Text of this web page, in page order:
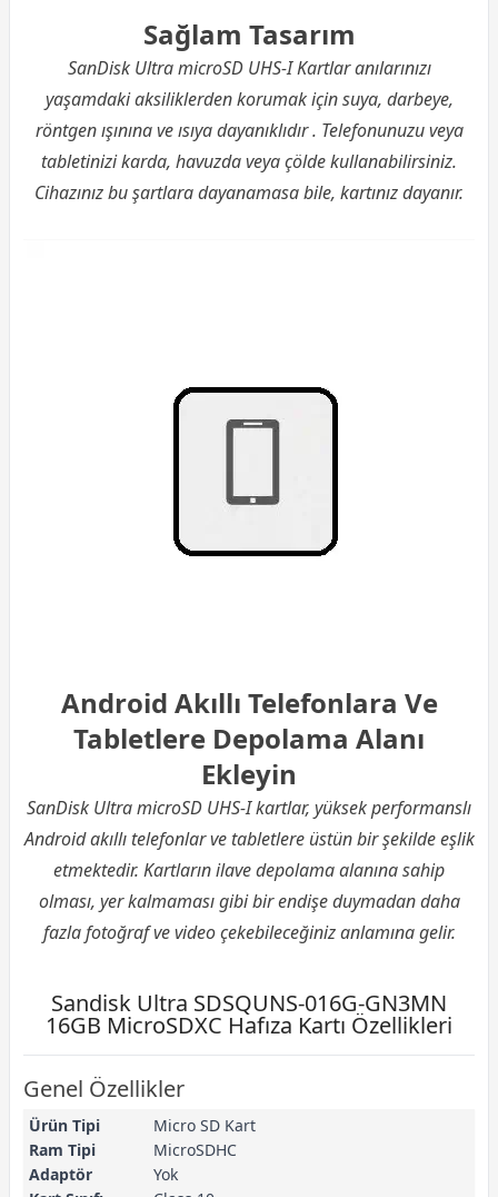
Sağlam Tasarım
SanDisk Ultra microSD UHS-I Kartlar anılarınızı
yaşamdaki aksiliklerden korumak için suya, darbeye,
röntgen ışınına ve ısıya dayanıklıdır . Telefonunuzu veya
tabletinizi karda, havuzda veya çölde kullanabilirsiniz.
Cihazınız bu şartlara dayanamasa bile, kartınız dayanır.
Android Akıllı Telefonlara Ve
Tabletlere Depolama Alanı
Ekleyin
SanDisk Ultra microSD UHS-I kartlar, yüksek performanslı
Android akıllı telefonlar ve tabletlere üstün bir şekilde eşlik
etmektedir. Kartların ilave depolama alanına sahip
olması, yer kalmaması gibi bir endişe duymadan daha
fazla fotoğraf ve video çekebileceğiniz anlamına gelir.
Sandisk Ultra SDSQUNS-016G-GN3MN
16GB MicroSDXC Hafıza Kartı Özellikleri
Genel Özellikler
Ürün Tipi
Micro SD Kart
Ram Tipi
MicroSDHC
Adaptör
Yok